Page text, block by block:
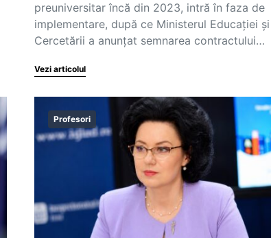
preuniversitar încă din 2023, intră în faza de
implementare, după ce Ministerul Educației și
Cercetării a anunțat semnarea contractului…
Vezi articolul
Profesori